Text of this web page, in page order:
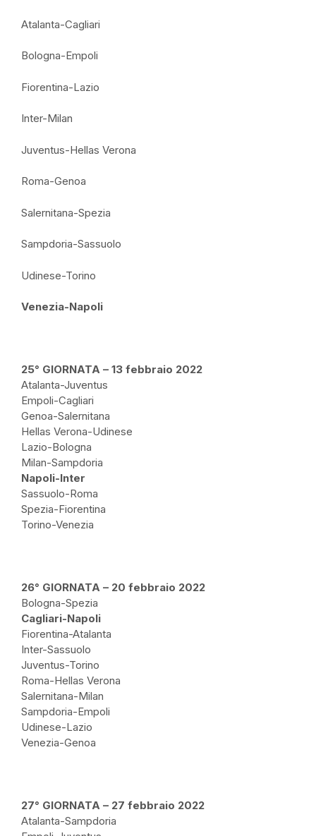
Atalanta-Cagliari
Bologna-Empoli
Fiorentina-Lazio
Inter-Milan
Juventus-Hellas Verona
Roma-Genoa
Salernitana-Spezia
Sampdoria-Sassuolo
Udinese-Torino
Venezia-Napoli
25° GIORNATA – 13 febbraio 2022
Atalanta-Juventus
Empoli-Cagliari
Genoa-Salernitana
Hellas Verona-Udinese
Lazio-Bologna
Milan-Sampdoria
Napoli-Inter
Sassuolo-Roma
Spezia-Fiorentina
Torino-Venezia
26° GIORNATA – 20 febbraio 2022
Bologna-Spezia
Cagliari-Napoli
Fiorentina-Atalanta
Inter-Sassuolo
Juventus-Torino
Roma-Hellas Verona
Salernitana-Milan
Sampdoria-Empoli
Udinese-Lazio
Venezia-Genoa
27° GIORNATA – 27 febbraio 2022
Atalanta-Sampdoria